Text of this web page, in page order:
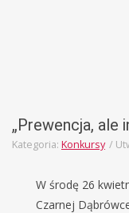
„Prewencja, ale
Kategoria: Konkursy
W środę 26
Czarnej